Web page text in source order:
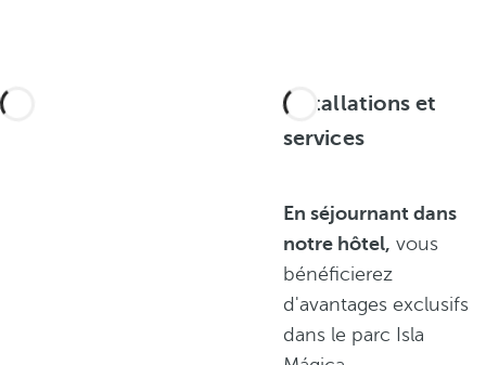
Installations et
services
En séjournant dans
notre hôtel, vous
bénéficierez
d'avantages exclusifs
dans le parc Isla